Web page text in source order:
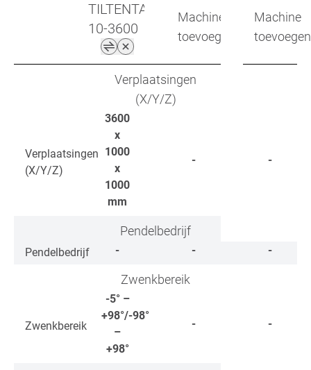
TILTENTA
10-3600
Machine
toevoegen
Machine
toevoegen
Verplaatsingen
(X/Y/Z)
Verplaatsingen
(X/Y/Z)
3600
x
1000
x
1000
mm
- -
Pendelbedrijf
Pendelbedrijf - - -
Zwenkbereik
Zwenkbereik
-5° –
+98°/-98°
–
+98°
- -